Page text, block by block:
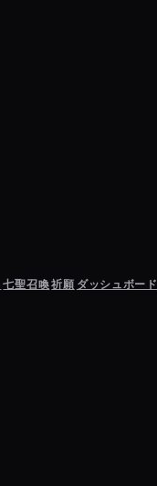
七聖召喚祈願 ダッシュボード